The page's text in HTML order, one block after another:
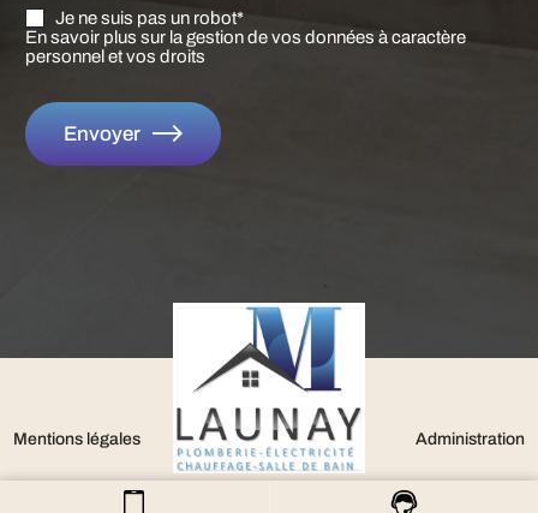
Je ne suis pas un robot*
En savoir plus sur la gestion de vos données à caractère
personnel et vos droits
Envoyer
Mentions légales Administration